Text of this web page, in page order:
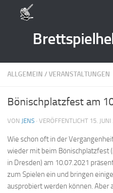
Zum Inhalt springen
ALLGEMEIN /VERANSTALTUNGEN
Bönischplatzfest am
VON JENS · VERÖFFENTLICHT 15. JUNI
Wie schon oft in der
wieder mit beim Bönischplatzfest
in Dresden) am 10.07.2021
zum Spielen ein und bringen
ausprobiert werden können. Aber